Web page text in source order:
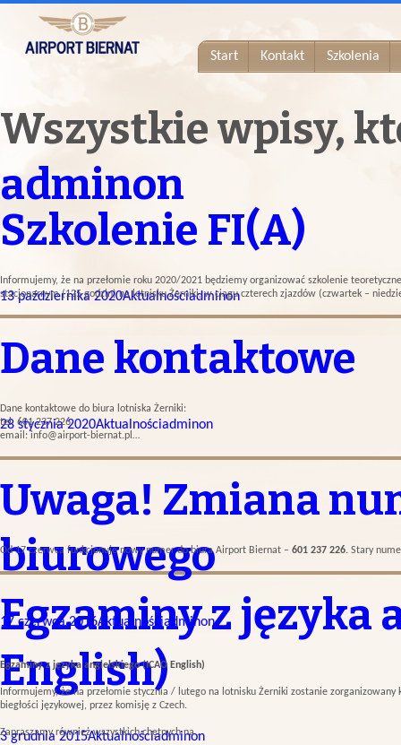
Start Kontakt Szkolenia
Wszystkie wpisy,
adminon
Szkolenie FI(A)
13 października 2020Aktualnościadminon
Informujemy, że na przełomie roku 2020/2021 będziemy organizować szkolenie
stacjonarnym (125 godzin) na lotnisku Żerniki, w ciągu czterech zjazdów (czwartek –
Dane kontaktowe
28 stycznia 2020Aktualnościadminon
Dane kontaktowe do biura lotniska Żerniki:
tel. 601 237 226
email: info@airport-biernat.pl…
Uwaga! Zmiana
biurowego
17 czerwca 2016Aktualnościadminon
Od 17 czerwca funkcjonuje nowy numer do biura Airport Biernat – 601 237 226. Stary
Egzaminy z języka
English)
3 grudnia 2015Aktualnościadminon
Egzaminy z języka angielskiego (ICAO English)
Informujemy, że na przełomie stycznia / lutego na lotnisku Żerniki zostanie
biegłości językowej, przez komisję z Czech.
Zapraszamy również wszystkich chętnych na …